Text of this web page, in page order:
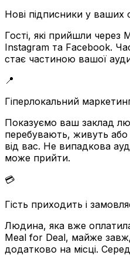
Нові підписники у
Гості, які прийшли
Instagram та Facebook.
стає частиною вашої
📍
Гіперлокальний
Показуємо ваш заклад
перебувають, живуть
від вас. Не випадкова
може прийти.
💳
Гість приходить і
Людина, яка вже
Meal for Deal, майже
додатково на місці.